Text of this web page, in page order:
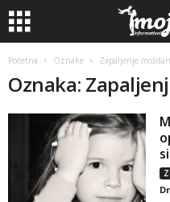
Početna Oznake Zapaljenje
Oznaka: